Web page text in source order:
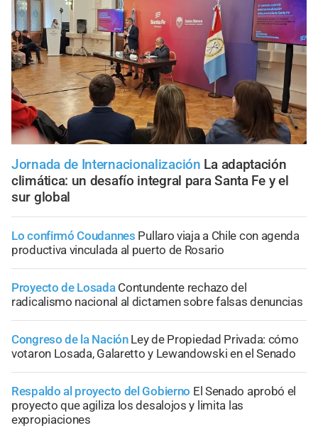
Jornada de Internacionalización La adaptación
climática: un desafío integral para Santa Fe y el
sur global
Lo confirmó Coudannes Pullaro viaja a Chile con agenda
productiva vinculada al puerto de Rosario
Proyecto de Losada Contundente rechazo del
radicalismo nacional al dictamen sobre falsas denuncias
Congreso de la Nación Ley de Propiedad Privada: cómo
votaron Losada, Galaretto y Lewandowski en el Senado
Respaldo al proyecto del Gobierno El Senado aprobó el
proyecto que agiliza los desalojos y limita las
expropiaciones